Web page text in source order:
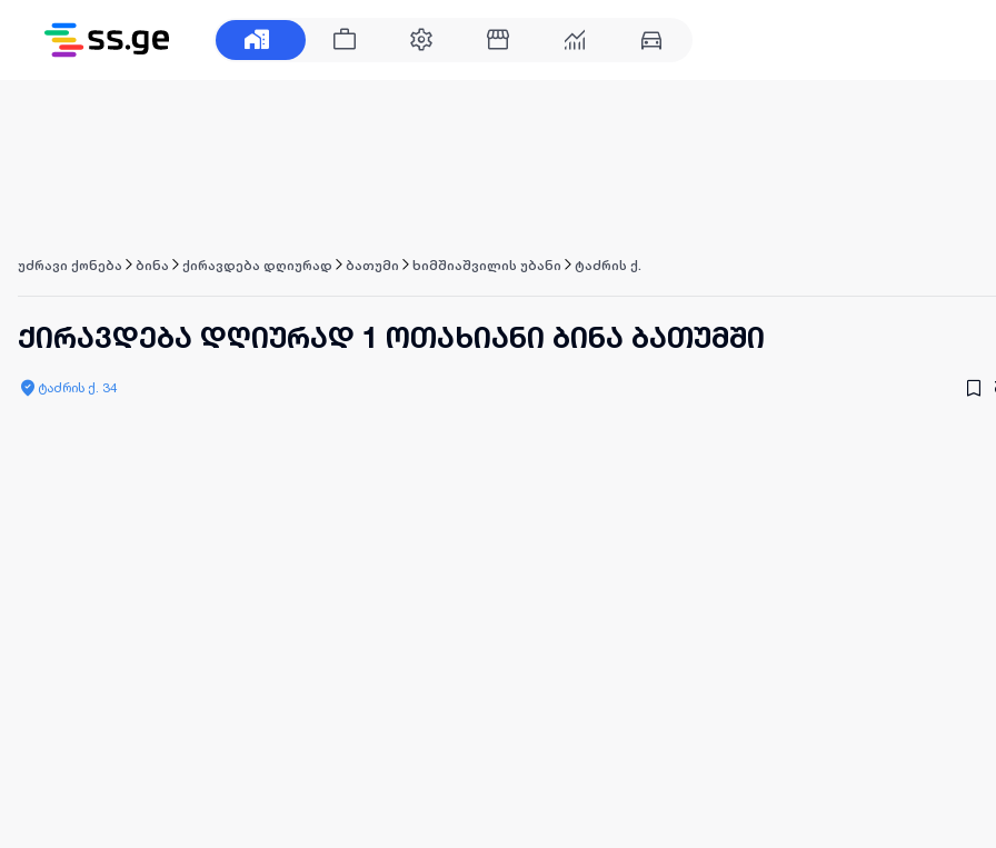
უძრავი ქონება ბინა ქირავდება დღიურად ბათუმი ხიმშიაშვილის უბანი ტაძრის ქ.
ქირავდება დღიურად 1 ოთახიანი ბინა ბათუმში
ტაძრის ქ. 34